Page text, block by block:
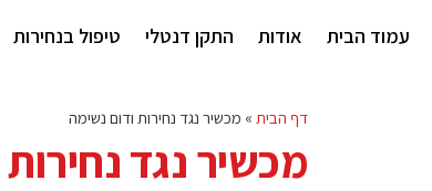
עמוד הבית אודות התקן דנטלי טיפול בנחירות
דף הבית » מכשיר נגד נחירות ודום נשימה
מכשיר נגד